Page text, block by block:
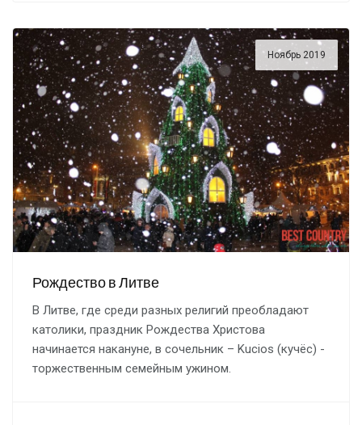
Ноябрь 2019
Рождество в Литве
В Литве, где среди разных религий преобладают
католики, праздник Рождества Христова
начинается накануне, в сочельник – Kucios (кучёс) -
торжественным семейным ужином.